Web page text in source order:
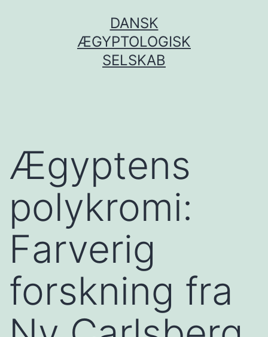
DANSK
ÆGYPTOLOGISK
SELSKAB
Ægyptens
polykromi:
Farverig
forskning fra